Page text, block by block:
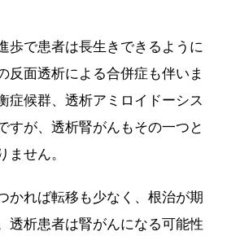
歩で患者は長生きできるように
反面透析による合併症も伴いま
症候群、透析アミロイドーシス
すが、透析腎がんもその一つと
ません。
かれば転移も少なく、根治が期
透析患者は腎がんになる可能性